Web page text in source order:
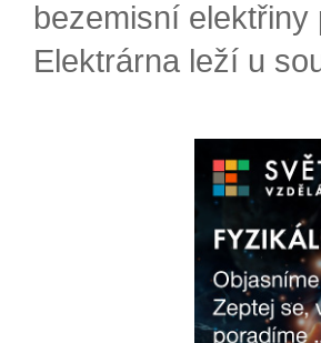
bezemisní
Elektrárna leží u